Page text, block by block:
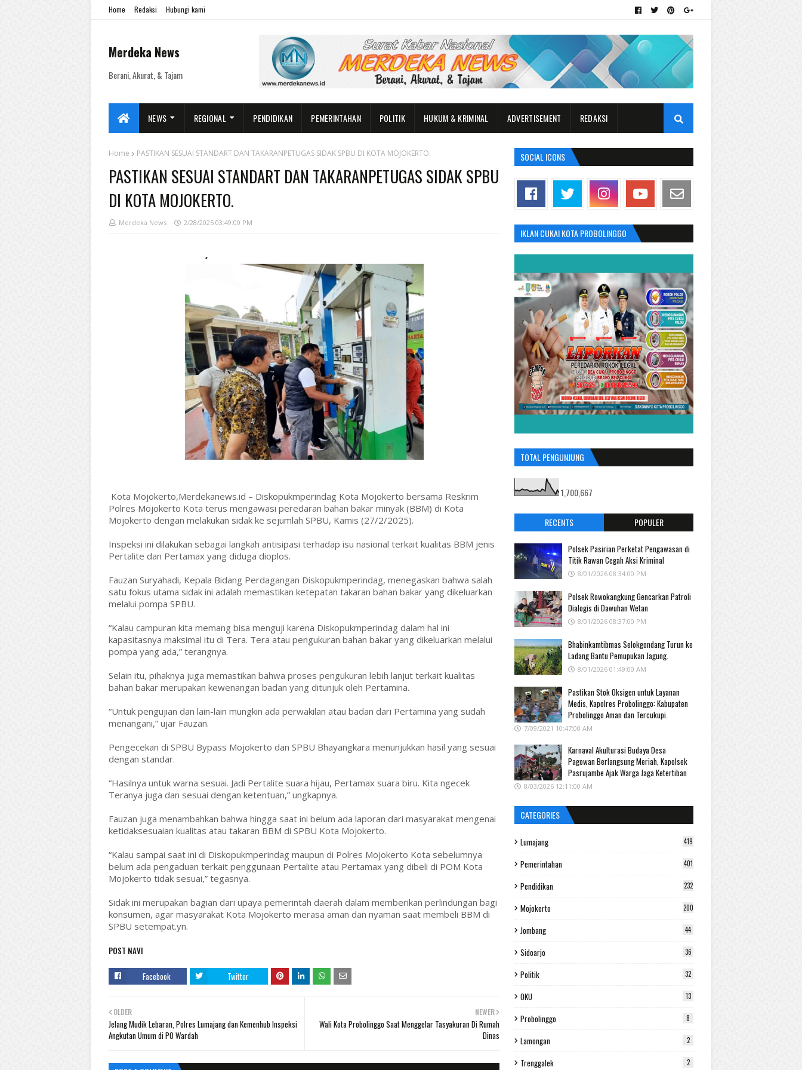
Home Redaksi Hubungi kami
Merdeka News
Berani, Akurat, & Tajam
NEWS REGIONAL PENDIDIKAN PEMERINTAHAN POLITIK HUKUM & KRIMINAL ADVERTISEMENT REDAKSI
Home PASTIKAN SESUAI STANDART DAN TAKARANPETUGAS SIDAK SPBU DI KOTA MOJOKERTO.
PASTIKAN SESUAI STANDART DAN TAKARANPETUGAS SIDAK SPBU
DI KOTA MOJOKERTO.
Merdeka News 2/28/2025 03:49:00 PM
Kota Mojokerto,Merdekanews.id – Diskopukmperindag Kota Mojokerto bersama Reskrim
Polres Mojokerto Kota terus mengawasi peredaran bahan bakar minyak (BBM) di Kota
Mojokerto dengan melakukan sidak ke sejumlah SPBU, Kamis (27/2/2025).
Inspeksi ini dilakukan sebagai langkah antisipasi terhadap isu nasional terkait kualitas BBM jenis
Pertalite dan Pertamax yang diduga dioplos.
Fauzan Suryahadi, Kepala Bidang Perdagangan Diskopukmperindag, menegaskan bahwa salah
satu fokus utama sidak ini adalah memastikan ketepatan takaran bahan bakar yang dikeluarkan
melalui pompa SPBU.
“Kalau campuran kita memang bisa menguji karena Diskopukmperindag dalam hal ini
kapasitasnya maksimal itu di Tera. Tera atau pengukuran bahan bakar yang dikeluarkan melalui
pompa yang ada,” terangnya.
Selain itu, pihaknya juga memastikan bahwa proses pengukuran lebih lanjut terkait kualitas
bahan bakar merupakan kewenangan badan yang ditunjuk oleh Pertamina.
“Untuk pengujian dan lain-lain mungkin ada perwakilan atau badan dari Pertamina yang sudah
menangani,” ujar Fauzan.
Pengecekan di SPBU Bypass Mojokerto dan SPBU Bhayangkara menunjukkan hasil yang sesuai
dengan standar.
“Hasilnya untuk warna sesuai. Jadi Pertalite suara hijau, Pertamax suara biru. Kita ngecek
Teranya juga dan sesuai dengan ketentuan,” ungkapnya.
Fauzan juga menambahkan bahwa hingga saat ini belum ada laporan dari masyarakat mengenai
ketidaksesuaian kualitas atau takaran BBM di SPBU Kota Mojokerto.
“Kalau sampai saat ini di Diskopukmperindag maupun di Polres Mojokerto Kota sebelumnya
belum ada pengaduan terkait penggunaan Pertalite atau Pertamax yang dibeli di POM Kota
Mojokerto tidak sesuai,” tegasnya.
Sidak ini merupakan bagian dari upaya pemerintah daerah dalam memberikan perlindungan bagi
konsumen, agar masyarakat Kota Mojokerto merasa aman dan nyaman saat membeli BBM di
SPBU setempat.yn.
POST NAVI
Facebook Twitter
NEWER
Wali Kota Probolinggo Saat Menggelar Tasyakuran Di Rumah
Dinas
OLDER
Jelang Mudik Lebaran, Polres Lumajang dan Kemenhub Inspeksi
Angkutan Umum di PO Wardah
SOCIAL ICONS
IKLAN CUKAI KOTA PROBOLINGGO
TOTAL PENGUNJUNG
1,700,667
RECENTS POPULER
Polsek Pasirian Perketat Pengawasan di
Titik Rawan Cegah Aksi Kriminal
8/01/2026 08:34:00 PM
Polsek Rowokangkung Gencarkan Patroli
Dialogis di Dawuhan Wetan
8/01/2026 08:37:00 PM
Bhabinkamtibmas Selokgondang Turun ke
Ladang Bantu Pemupukan Jagung.
8/01/2026 01:49:00 AM
Pastikan Stok Oksigen untuk Layanan
Medis, Kapolres Probolinggo: Kabupaten
Probolinggo Aman dan Tercukupi.
7/09/2021 10:47:00 AM
Karnaval Akulturasi Budaya Desa
Pagowan Berlangsung Meriah, Kapolsek
Pasrujambe Ajak Warga Jaga Ketertiban
8/03/2026 12:11:00 AM
CATEGORIES
Lumajang 419
Pemerintahan 401
Pendidikan 232
Mojokerto 200
Jombang 44
Sidoarjo 36
Politik 32
OKU 13
Probolinggo 8
Lamongan 2
Trenggalek 2